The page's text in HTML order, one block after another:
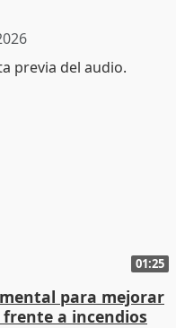
01:25
para mejorar
a incendios